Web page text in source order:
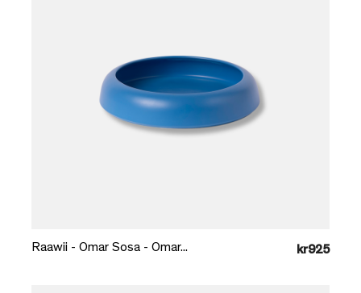
Raawii - Omar Sosa - Omar... kr925